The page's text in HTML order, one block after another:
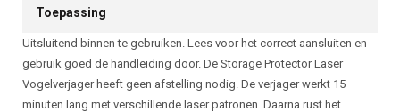
Toepassing
Uitsluitend binnen te gebruiken. Lees voor het correct aansluiten en
gebruik goed de handleiding door. De Storage Protector Laser
Vogelverjager heeft geen afstelling nodig. De verjager werkt 15
minuten lang met verschillende laser patronen. Daarna rust het